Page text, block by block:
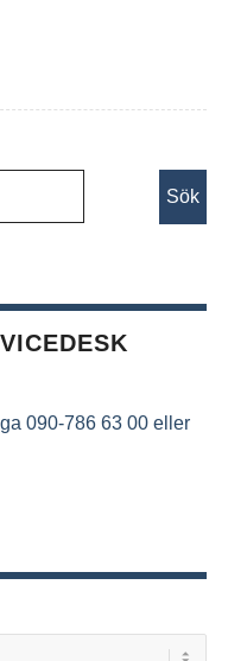
090-786 63 00 eller